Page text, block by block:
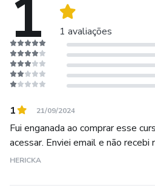
1 1 avaliações
1 21/09/2024
Fui enganada ao comprar esse
acessar. Enviei email e não recebi
HERICKA